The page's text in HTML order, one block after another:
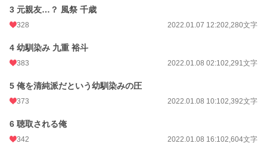
初回公開日時 2022.01.06 19:10
初回完結日時
週間ポイント 742 pt (11,145 位)
月間ポイント
年間ポイント 39,443 pt (12,487 位)
3 元親友…？ 風祭 千歳
328 2022.01.07 12:202,280文字
4 幼馴染み 九重 裕斗
383 2022.01.08 02:102,291文字
5 俺を清純派だという幼馴染みの圧
373 2022.01.08 10:102,392文字
6 聴取される俺
342 2022.01.08 16:102,604文字